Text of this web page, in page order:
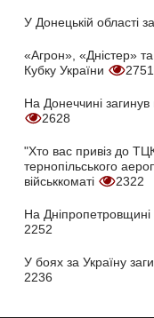
У Донецькій області
«Агрон», «Дністер»
Кубку України
2751
На Донеччині
2628
"Хто вас привіз до
тернопільського
військкоматі
2322
На Дніпропетровщині
2252
У боях за Україну
2236